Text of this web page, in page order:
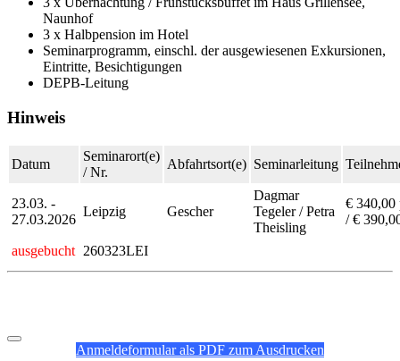
Naunhof
3 x Halbpension im Hotel
Seminarprogramm, einschl. der ausgewiesenen Exkursionen,
Eintritte, Besichtigungen
DEPB-Leitung
Hinweis
Datum
Seminarort(e)
/ Nr.
Abfahrtsort(e) Seminarleitung
23.03. -
27.03.2026
Leipzig Gescher
Dagmar
Tegeler / Petra
Theisling
€ 340,00
/ €
ausgebucht 260323LEI
Anmeldeformular als PDF zum Ausdrucken